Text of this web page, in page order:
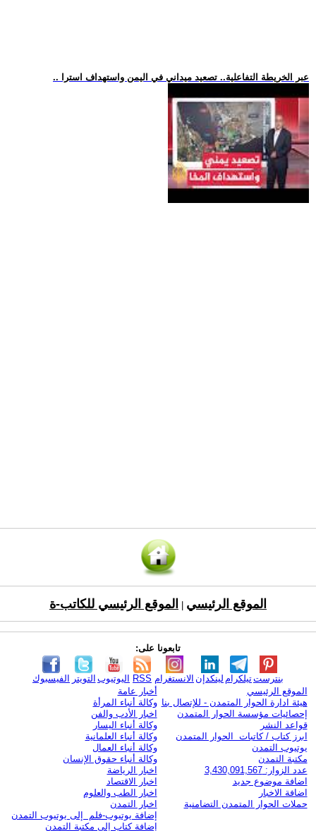
.. عبر الخريطة التفاعلية.. تصعيد ميداني في اليمن واستهداف استرا
الموقع الرئيسي الموقع الرئيسي للكاتب-ة
تابعونا على:
الفيسبوك التويتر اليوتيوب RSS الانستغرام لينكدإن تيلكرامبنترست
الموقع الرئيسي
هيئة ادارة الحوار المتمدن - للإتصال بنا
إحصائيات مؤسسة الحوار المتمدن
قواعد النشر
ابرز كتاب / كاتبات الحوار المتمدن
يوتيوب التمدن
مكتبة التمدن
عدد الزوار: 3,430,091,567
اضافة موضوع جديد
اضافة الاخبار
حملات الحوار المتمدن التضامنية
أخبار عامة
وكالة أنباء المرأة
اخبار الأدب والفن
وكالة أنباء اليسار
وكالة أنباء العلمانية
وكالة أنباء العمال
وكالة أنباء حقوق الإنسان
اخبار الرياضة
اخبار الاقتصاد
اخبار الطب والعلوم
اخبار التمدن
إضافة يوتيوب-فلم إلى يوتيوب التمدن
إضافة كتاب إلى مكتبة التمدن